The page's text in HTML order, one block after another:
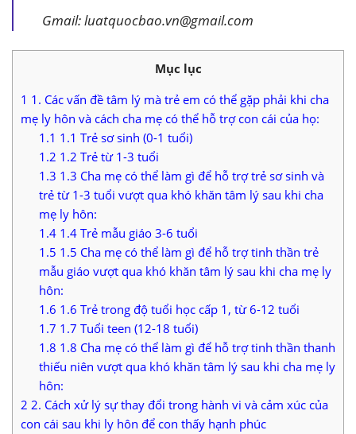
Gmail: luatquocbao.vn@gmail.com
Mục lục
1 1. Các vấn đề tâm lý mà trẻ em có thể gặp phải khi cha
mẹ ly hôn và cách cha mẹ có thể hỗ trợ con cái của họ:
1.1 1.1 Trẻ sơ sinh (0-1 tuổi)
1.2 1.2 Trẻ từ 1-3 tuổi
1.3 1.3 Cha mẹ có thể làm gì để hỗ trợ trẻ sơ sinh và
trẻ từ 1-3 tuổi vượt qua khó khăn tâm lý sau khi cha
mẹ ly hôn:
1.41.4 Trẻ mẫu giáo 3-6 tuổi
1.5 1.5 Cha mẹ có thể làm gì để hỗ trợ tinh thần trẻ
mẫu giáo vượt qua khó khăn tâm lý sau khi cha mẹ ly
hôn:
1.6 1.6 Trẻ trong độ tuổi học cấp 1, từ 6-12 tuổi
1.7 1.7 Tuổi teen (12-18 tuổi)
1.8 1.8 Cha mẹ có thể làm gì để hỗ trợ tinh thần thanh
thiếu niên vượt qua khó khăn tâm lý sau khi cha mẹ ly
hôn:
2 2. Cách xử lý sự thay đổi trong hành vi và cảm xúc của
con cái sau khi ly hôn để con thấy hạnh phúc